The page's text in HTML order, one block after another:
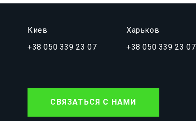
Киев
+38 050 339 23 07
Харьков
+38 050 339 23 07
СВЯЗАТЬСЯ С НАМИ